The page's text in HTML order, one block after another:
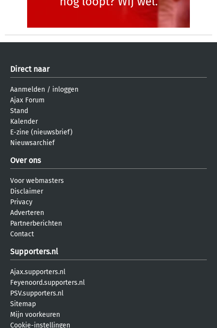
Direct naar
Aanmelden / inloggen
Ajax Forum
Stand
Kalender
E-zine (nieuwsbrief)
Nieuwsarchief
Over ons
Voor webmasters
Disclaimer
Privacy
Adverteren
Partnerberichten
Contact
Supporters.nl
Ajax.supporters.nl
Feyenoord.supporters.nl
PSV.supporters.nl
Sitemap
Mijn voorkeuren
Cookie-instellingen